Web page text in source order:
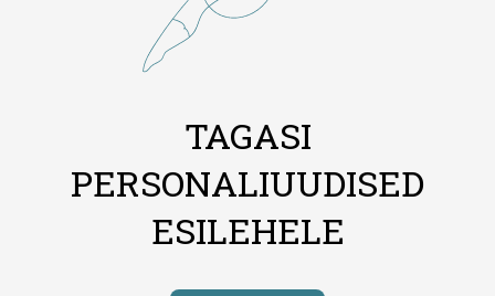
TAGASI
PERSONALIUUDISED
ESILEHELE